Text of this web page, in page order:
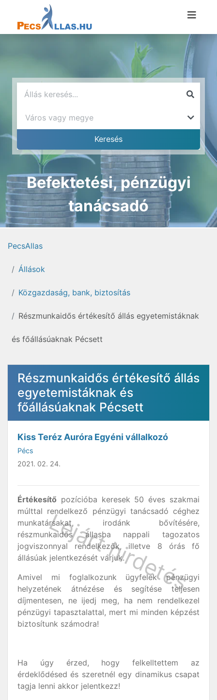
Befektetési, pénzügyi
tanácsadó
PecsAllas
Állások
Közgazdaság, bank, biztosítás
Részmunkaidős értékesítő állás egyetemistáknak
és főállásúaknak Pécsett
Részmunkaidős értékesítő állás
egyetemistáknak és
főállásúaknak Pécsett
Kiss Teréz Auróra Egyéni vállalkozó
Pécs
2021. 02. 24.
Értékesítő pozícióba keresek 50 éves szakmai
múlttal rendelkező pénzügyi tanácsadó céghez
munkatársakat, irodánk bővítésére,
részmunkaidős állasba nappali tagozatos
jogviszonnyal rendelkezők, illetve 8 órás fő
állásúak jelentkezését várjuk.
Amivel mi foglalkozunk ügyfelek pénzügyi
helyzetének átnézése és segítése teljesen
díjmentesen, ne ijedj meg, ha nem rendelkezel
pénzügyi tapasztalattal, mert mi minden képzést
biztosítunk számodra!
Ha úgy érzed, hogy felkelltettem az
érdeklődésed és szeretnél egy dinamikus csapat
tagja lenni akkor jelentkezz!